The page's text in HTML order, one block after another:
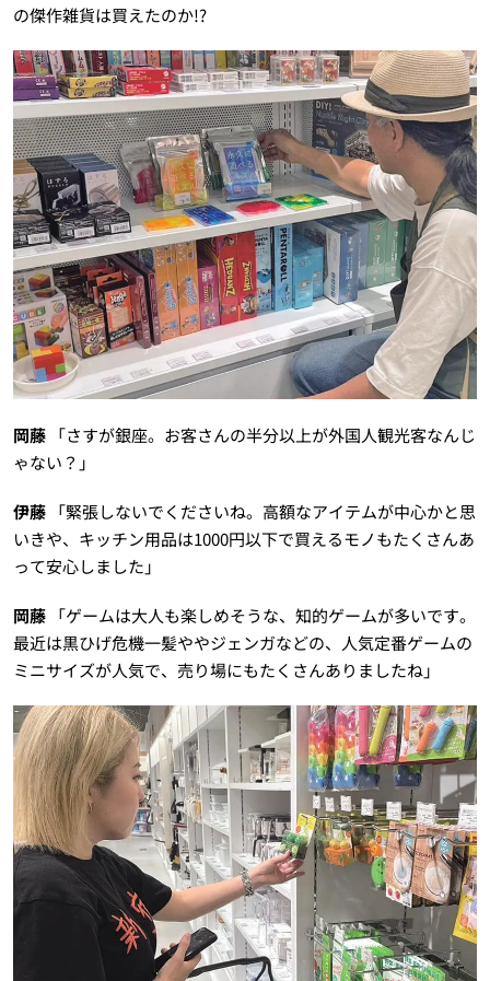
の傑作雑貨は買えたのか!?
岡藤「さすが銀座。お客さんの半分以上が外国人観光客なんじ
ゃない？」
伊藤「緊張しないでくださいね。高額なアイテムが中心かと思
いきや、キッチン用品は1000円以下で買えるモノもたくさんあ
って安心しました」
岡藤「ゲームは大人も楽しめそうな、知的ゲームが多いです。
最近は黒ひげ危機一髪ややジェンガなどの、人気定番ゲームの
ミニサイズが人気で、売り場にもたくさんありましたね」